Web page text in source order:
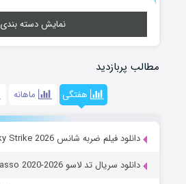
نمایش دسته بندی
مطالب پربازدید
هفتگی ماهانه
دانلود فیلم ضربه شانس Lucky Strike 2026
دانلود سریال تد لاسو Ted Lasso 2020-2026